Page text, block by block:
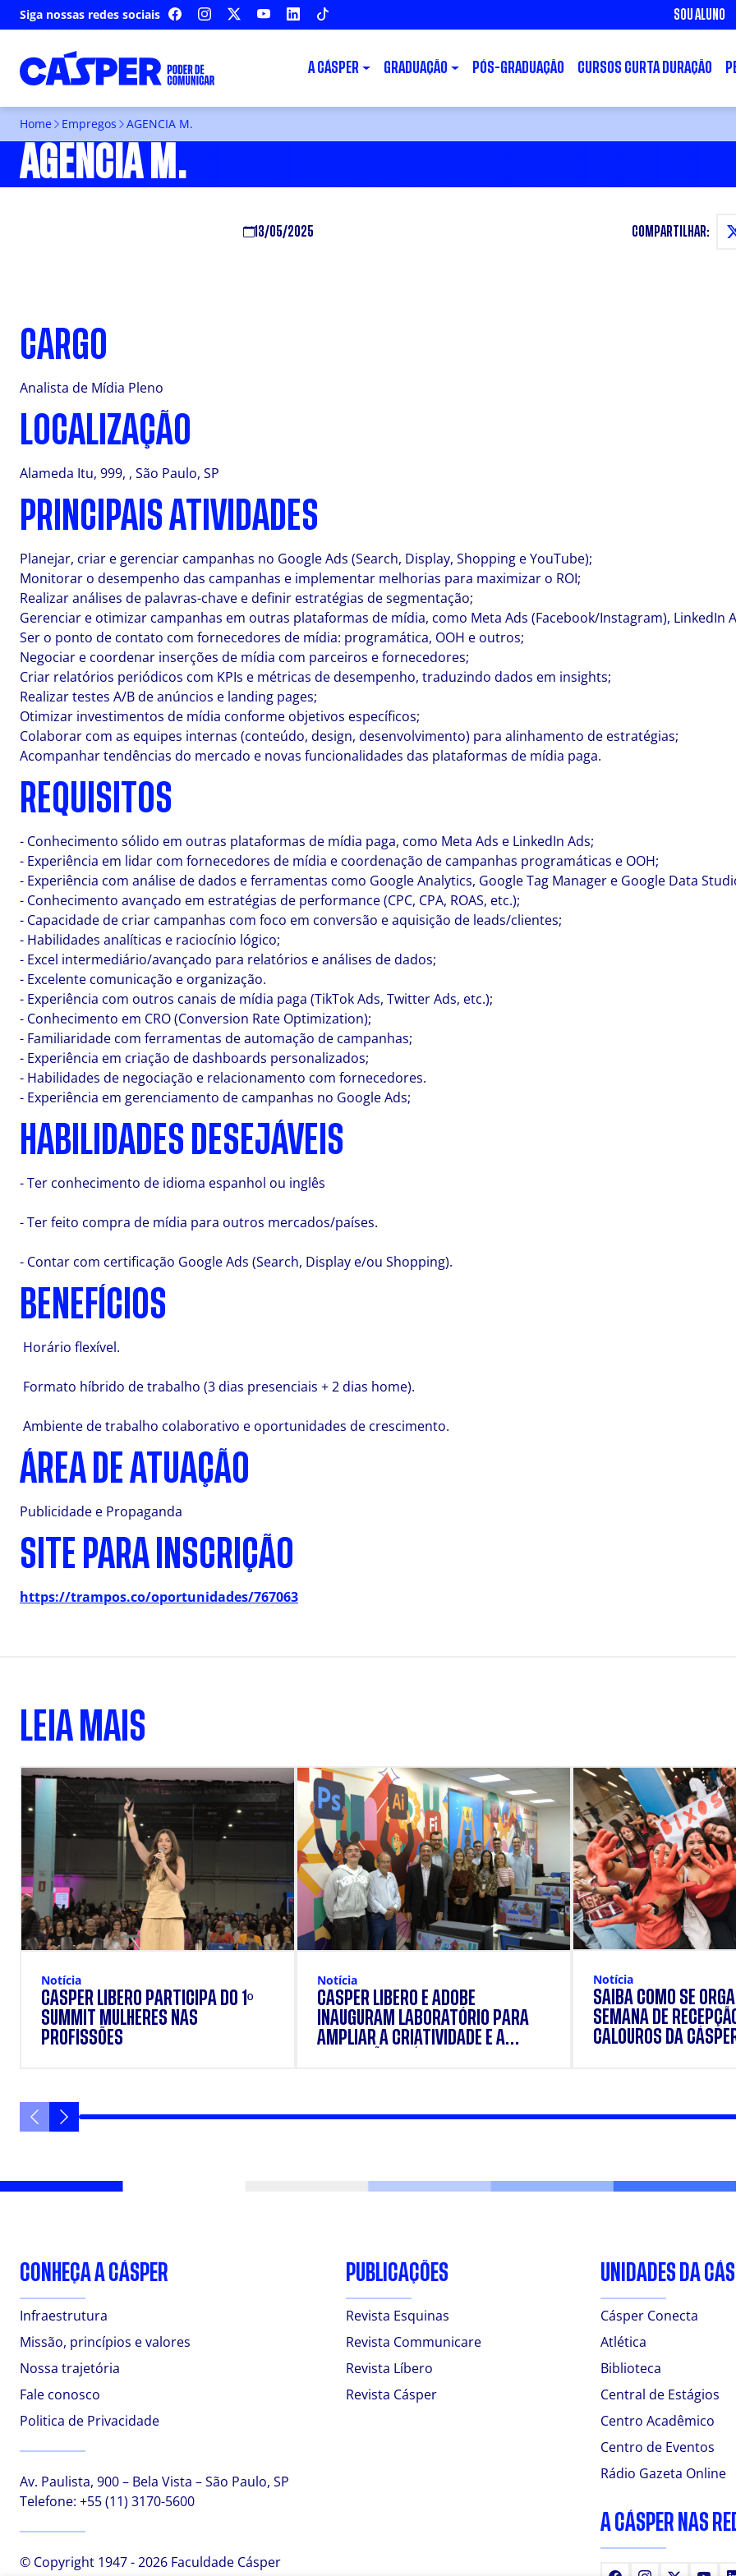
Siga nossas redes sociais FACEBOOKINSTAGRAM YOUTUBELINKEDIN SOU ALUNO
A CÁSPER GRADUAÇÃO PÓS-GRADUAÇÃO CURSOS CURTA DURAÇÃO
Home Empregos AGENCIA M.
AGENCIA M.
13/05/2025 COMPARTILHAR:
CARGO
Analista de Mídia Pleno
LOCALIZAÇÃO
Alameda Itu, 999, , São Paulo, SP
PRINCIPAIS ATIVIDADES
Planejar, criar e gerenciar campanhas no Google Ads (Search, Display, Shopping e YouTube);
Monitorar o desempenho das campanhas e implementar melhorias para maximizar o ROI;
Realizar análises de palavras-chave e definir estratégias de segmentação;
Gerenciar e otimizar campanhas em outras plataformas de mídia, como Meta Ads (Facebook/Instagram), LinkedIn
Ser o ponto de contato com fornecedores de mídia: programática, OOH e outros;
Negociar e coordenar inserções de mídia com parceiros e fornecedores;
Criar relatórios periódicos com KPIs e métricas de desempenho, traduzindo dados em insights;
Realizar testes A/B de anúncios e landing pages;
Otimizar investimentos de mídia conforme objetivos específicos;
Colaborar com as equipes internas (conteúdo, design, desenvolvimento) para alinhamento de estratégias;
Acompanhar tendências do mercado e novas funcionalidades das plataformas de mídia paga.
REQUISITOS
- Conhecimento sólido em outras plataformas de mídia paga, como Meta Ads e LinkedIn Ads;
- Experiência em lidar com fornecedores de mídia e coordenação de campanhas programáticas e OOH;
- Experiência com análise de dados e ferramentas como Google Analytics, Google Tag Manager e Google Data
- Conhecimento avançado em estratégias de performance (CPC, CPA, ROAS, etc.);
- Capacidade de criar campanhas com foco em conversão e aquisição de leads/clientes;
- Habilidades analíticas e raciocínio lógico;
- Excel intermediário/avançado para relatórios e análises de dados;
- Excelente comunicação e organização.
- Experiência com outros canais de mídia paga (TikTok Ads, Twitter Ads, etc.);
- Conhecimento em CRO (Conversion Rate Optimization);
- Familiaridade com ferramentas de automação de campanhas;
- Experiência em criação de dashboards personalizados;
- Habilidades de negociação e relacionamento com fornecedores.
- Experiência em gerenciamento de campanhas no Google Ads;
HABILIDADES DESEJÁVEIS
- Ter conhecimento de idioma espanhol ou inglês
- Ter feito compra de mídia para outros mercados/países.
- Contar com certificação Google Ads (Search, Display e/ou Shopping).
BENEFÍCIOS
Horário flexível.
Formato híbrido de trabalho (3 dias presenciais + 2 dias home).
Ambiente de trabalho colaborativo e oportunidades de crescimento.
ÁREA DE ATUAÇÃO
Publicidade e Propaganda
SITE PARA INSCRIÇÃO
https://trampos.co/oportunidades/767063
LEIA MAIS
Notícia
CÁSPER LÍBERO PARTICIPA DO 1º
SUMMIT MULHERES NAS
PROFISSÕES
Notícia
CÁSPER LÍBERO E ADOBE
INAUGURAM LABORATÓRIO PARA
AMPLIAR A CRIATIVIDADE E A
Notícia
SAIBA COMO SE
SEMANA DE
CALOUROS DA
CONHEÇA A CÁSPER
Infraestrutura
Missão, princípios e valores
Nossa trajetória
Fale conosco
Politica de Privacidade
Av. Paulista, 900 – Bela Vista – São Paulo, SP
Telefone: +55 (11) 3170-5600
© Copyright 1947 - 2026 Faculdade Cásper
PUBLICAÇÕES
Revista Esquinas
Revista Communicare
Revista Líbero
Revista Cásper
UNIDADES DA
Cásper Conecta
Atlética
Biblioteca
Central de Estágios
Centro Acadêmico
Centro de Eventos
Rádio Gazeta Online
A CÁSPER NAS